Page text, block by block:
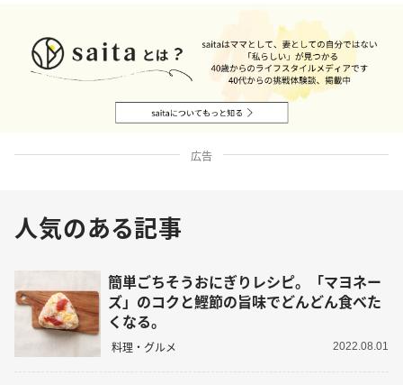
広告
人気のある記事
簡単ごちそうおにぎりレシピ。「マヨネー
ズ」のコクと鰹節の旨味でどんどん食べた
くなる。
料理・グルメ 2022.08.01